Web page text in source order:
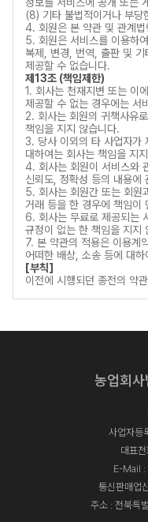
(8) 기타 불법적이거나 부당
4. 회원은 본 약관 및 관계
5. 회원은 서비스를 이용하
복제, 변경, 번역, 출판 및 기
제공할 수 없습니다.
제13조 (책임제한)
1. 회사는 천재지변 또는 이
제공할 수 없는 경우에는 서
2. 회사는 회원의 귀책사유
책임을 지지 않습니다.
3. 당사 이외의 타 사업자가
대하여는 회사는 책임을 지
4. 회사는 회원이 서비스와
신뢰도, 정확성 등의 내용에
5. 회사는 회원간 또는 회원
거래 등을 한 경우에 책임이
6. 회사는 무료로 제공되는
규정이 없는 한 책임을 지지
7. 본 약관의 적용은 이용계
어떠한 배상, 소송 등에 대
[부칙]
이전에 시행되던 종전의 약
농업회
사업자
대표
E-Mail :
통신판매업
주소 : 전북특